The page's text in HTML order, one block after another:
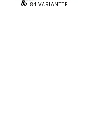
84VARIANTER